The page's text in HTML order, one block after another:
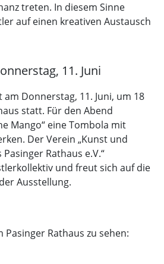
treten. In diesem Sinne
auf einen kreativen Austausch
11. Juni
Donnerstag, 11. Juni, um 18
statt. Für den Abend
Mango“ eine Tombola mit
Der Verein „Kunst und
Rathaus e.V.“
und freut sich auf die
Ausstellung.
Pasinger Rathaus zu sehen: